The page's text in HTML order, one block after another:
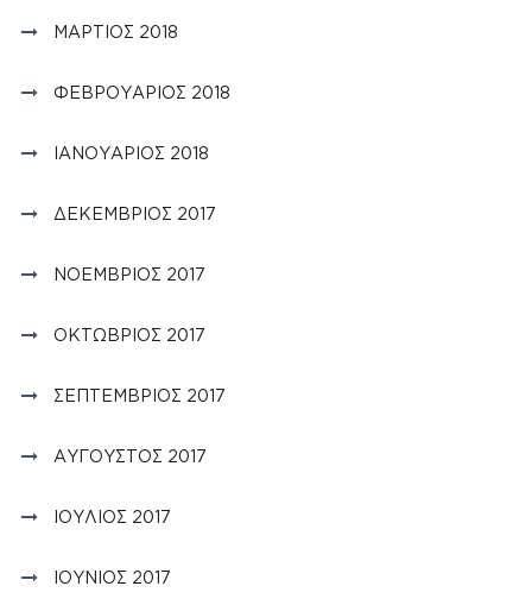
ΜΆΡΤΙΟΣ 2018
ΦΕΒΡΟΥΆΡΙΟΣ 2018
ΙΑΝΟΥΆΡΙΟΣ 2018
ΔΕΚΈΜΒΡΙΟΣ 2017
ΝΟΈΜΒΡΙΟΣ 2017
ΟΚΤΏΒΡΙΟΣ 2017
ΣΕΠΤΈΜΒΡΙΟΣ 2017
ΑΎΓΟΥΣΤΟΣ 2017
ΙΟΎΛΙΟΣ 2017
ΙΟΎΝΙΟΣ 2017